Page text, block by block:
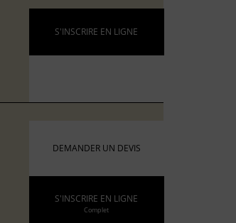
S'INSCRIRE EN LIGNE
DEMANDER UN DEVIS
S'INSCRIRE EN LIGNE
Complet